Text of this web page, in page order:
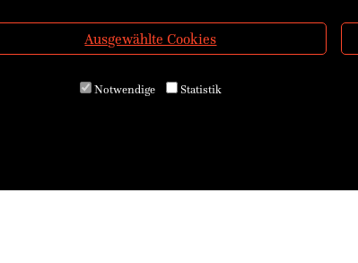
Ausgewählte Cookies
Notwendige Statistik